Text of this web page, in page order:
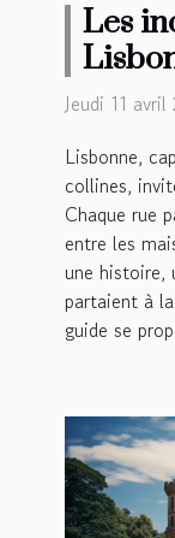
Les
visiter
Jeudi 11
Lisbonne,
collines,
Chaque rue
entre les
une histoire,
partaient à
guide se